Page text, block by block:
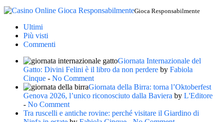
Gioca Responsabilmente
Ultimi
Più visti
Commenti
Giornata Internazionale del
Gatto: Divini Felini è il libro da non perdere by Fabiola
Cinque - No Comment
Giornata della Birra: torna l’Oktoberfest
Genova 2026, l’unico riconosciuto dalla Baviera by L'Editore
- No Comment
Tra ruscelli e antiche rovine: perché visitare il Giardino di